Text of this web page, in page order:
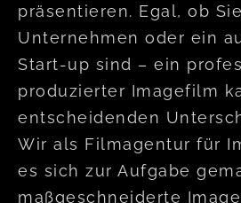
präsentieren. Egal, ob
Unternehmen oder ein
Start-up sind – ein
produzierter Imagefilm
entscheidenden
Wir als Filmagentur für
es sich zur Aufgabe
maßgeschneiderte